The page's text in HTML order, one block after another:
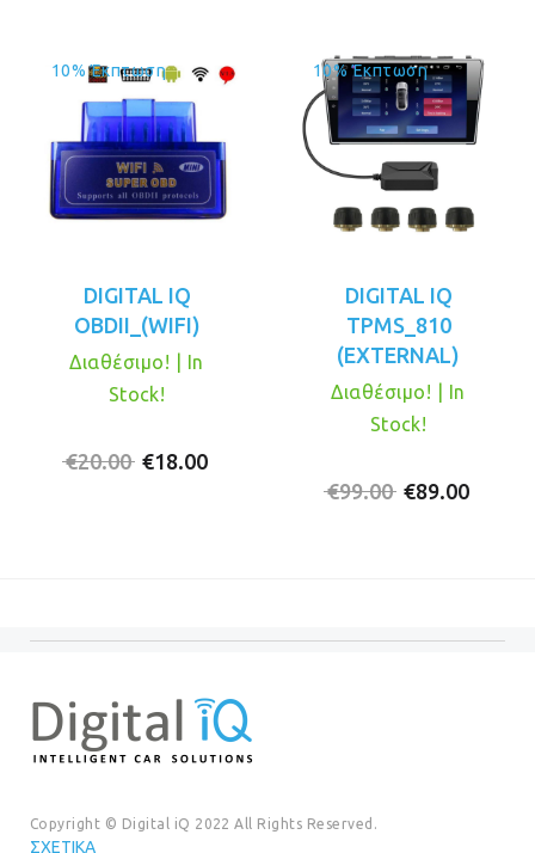
10% Έκπτωση
DIGITAL IQ
OBDII_(WIFI)
€20.00 Original
€18.00
Διαθέσιμο! | In
Stock!
10% Έκπτωση
DIGITAL IQ
TPMS_810
(EXTERNAL)
€99.00 Original
€89.00
Διαθέσιμο! | In
Stock!
Copyright © Digital iQ 2022 All Rights Reserved.
ΣΧΕΤΙΚΆ